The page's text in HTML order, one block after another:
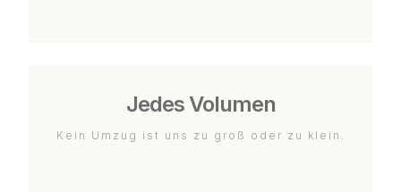
Jedes Volumen
Kein Umzug ist uns zu groß oder zu klein.